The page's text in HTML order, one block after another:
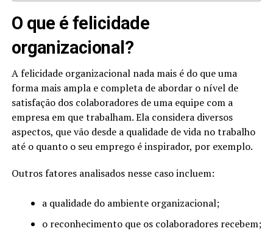
O que é felicidade
organizacional?
A felicidade organizacional nada mais é do que uma
forma mais ampla e completa de abordar o nível de
satisfação dos colaboradores de uma equipe com a
empresa em que trabalham. Ela considera diversos
aspectos, que vão desde a qualidade de vida no trabalho
até o quanto o seu emprego é inspirador, por exemplo.
Outros fatores analisados nesse caso incluem:
a qualidade do ambiente organizacional;
o reconhecimento que os colaboradores recebem;